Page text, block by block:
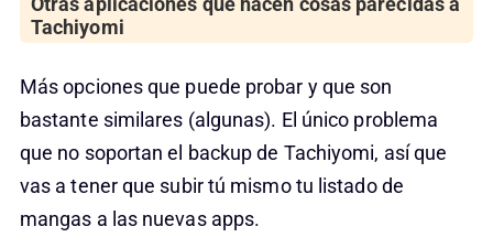
Tachiyomi
Más opciones que puede probar y que son
bastante similares (algunas). El único problema
que no soportan el backup de Tachiyomi, así que
vas a tener que subir tú mismo tu listado de
mangas a las nuevas apps.